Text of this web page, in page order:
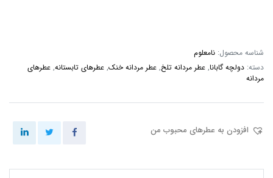
شناسه محصول: نامعلوم
دسته: دولچه گابانا, عطر مردانه تلخ, عطر مردانه خنک, عطرهای تابستانه, عطرهای
مردانه
افزودن به عطرهای محبوب من